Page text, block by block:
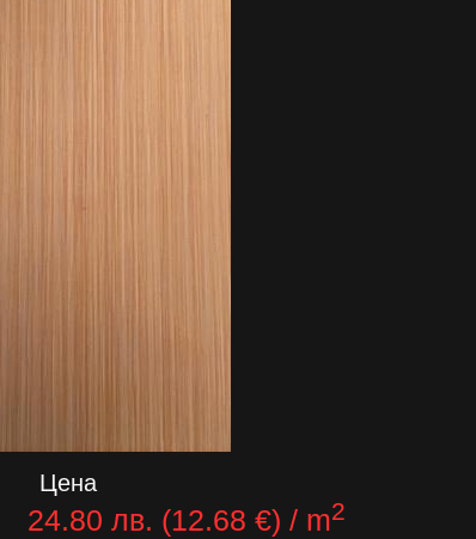
Цена
24.80 лв. (12.68 €) / m2